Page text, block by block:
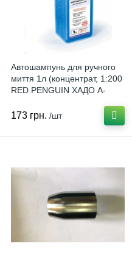
Автошампунь для ручного
миття 1л (концентрат, 1:200
RED PENGUIN ХАДО A-
173 грн. /шт